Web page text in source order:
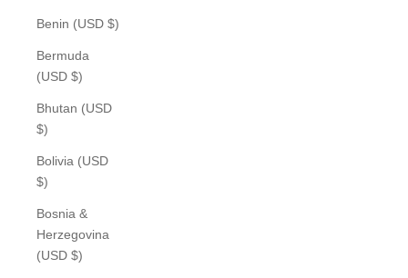
Benin (USD $)
Bermuda
(USD $)
Bhutan (USD
$)
Bolivia (USD
$)
Bosnia &
Herzegovina
(USD $)